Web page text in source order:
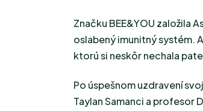
Značku BEE&YOU založila
oslabený imunitný systém.
ktorú si neskôr nechala
Po úspešnom uzdravení
Taylan Samanci a